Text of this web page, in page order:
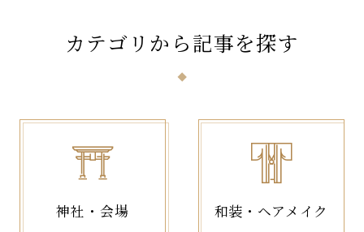
カテゴリ から記事を探す
神社・会場 和装・ヘアメイク